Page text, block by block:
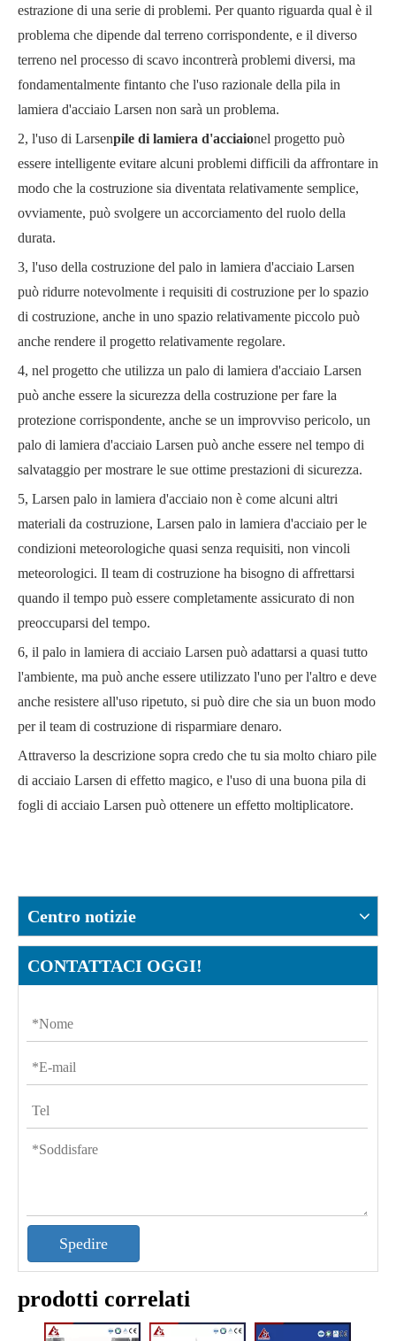
estrazione di una serie di problemi. Per quanto riguarda qual è il
problema che dipende dal terreno corrispondente, e il diverso
terreno nel processo di scavo incontrerà problemi diversi, ma
fondamentalmente fintanto che l'uso razionale della pila in
lamiera d'acciaio Larsen non sarà un problema.
2, l'uso di Larsenpile di lamiera d'acciaionel progetto può
essere intelligente evitare alcuni problemi difficili da affrontare in
modo che la costruzione sia diventata relativamente semplice,
ovviamente, può svolgere un accorciamento del ruolo della
durata.
3, l'uso della costruzione del palo in lamiera d'acciaio Larsen
può ridurre notevolmente i requisiti di costruzione per lo spazio
di costruzione, anche in uno spazio relativamente piccolo può
anche rendere il progetto relativamente regolare.
4, nel progetto che utilizza un palo di lamiera d'acciaio Larsen
può anche essere la sicurezza della costruzione per fare la
protezione corrispondente, anche se un improvviso pericolo, un
palo di lamiera d'acciaio Larsen può anche essere nel tempo di
salvataggio per mostrare le sue ottime prestazioni di sicurezza.
5, Larsen palo in lamiera d'acciaio non è come alcuni altri
materiali da costruzione, Larsen palo in lamiera d'acciaio per le
condizioni meteorologiche quasi senza requisiti, non vincoli
meteorologici. Il team di costruzione ha bisogno di affrettarsi
quando il tempo può essere completamente assicurato di non
preoccuparsi del tempo.
6, il palo in lamiera di acciaio Larsen può adattarsi a quasi tutto
l'ambiente, ma può anche essere utilizzato l'uno per l'altro e deve
anche resistere all'uso ripetuto, si può dire che sia un buon modo
per il team di costruzione di risparmiare denaro.
Attraverso la descrizione sopra credo che tu sia molto chiaro pile
di acciaio Larsen di effetto magico, e l'uso di una buona pila di
fogli di acciaio Larsen può ottenere un effetto moltiplicatore.
Centro notizie
CONTATTACI OGGI!
Spedire
prodotti correlati